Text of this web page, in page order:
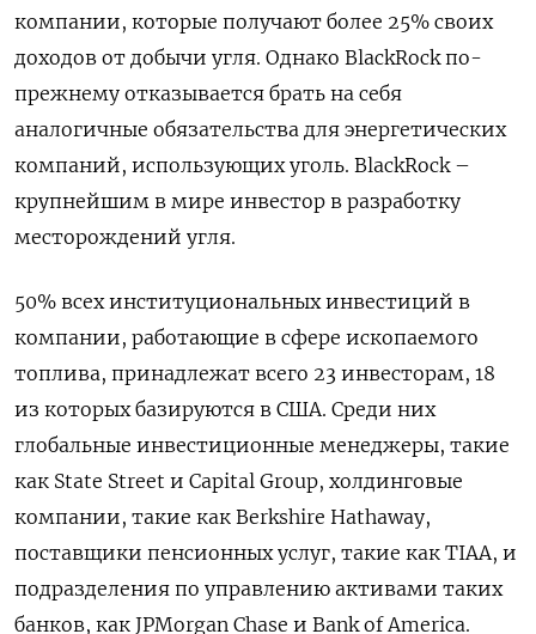
компании, которые получают более 25% своих
доходов от добычи угля. Однако BlackRock по-
прежнему отказывается брать на себя
аналогичные обязательства для энергетических
компаний, использующих уголь. BlackRock –
крупнейшим в мире инвестор в разработку
месторождений угля.
50% всех институциональных инвестиций в
компании, работающие в сфере ископаемого
топлива, принадлежат всего 23 инвесторам, 18
из которых базируются в США. Среди них
глобальные инвестиционные менеджеры, такие
как State Street и Capital Group, холдинговые
компании, такие как Berkshire Hathaway,
поставщики пенсионных услуг, такие как TIAA, и
подразделения по управлению активами таких
банков, как JPMorgan Chase и Bank of America.